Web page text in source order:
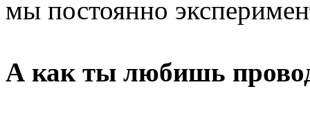
мы постоянно
А как ты любишь